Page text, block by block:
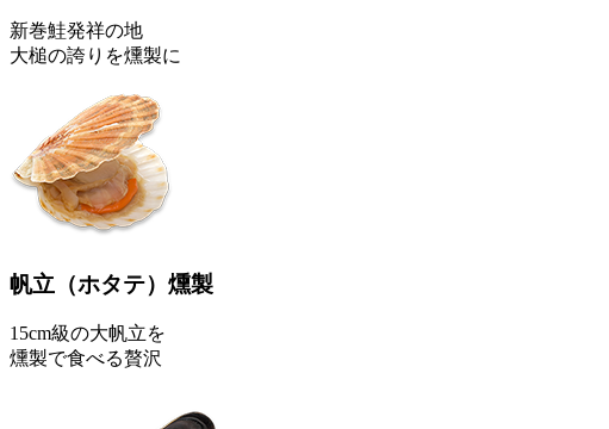
新巻鮭発祥の地
大槌の誇りを燻製に
帆立 （ホタテ） 燻製
15cm級の大帆立を
燻製で食べる贅沢